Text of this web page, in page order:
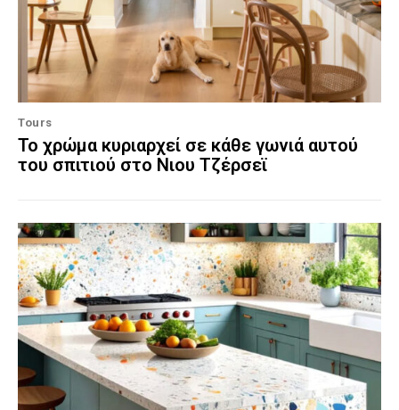
Tours
Το χρώμα κυριαρχεί σε κάθε γωνιά αυτού
του σπιτιού στο Νιου Τζέρσεϊ